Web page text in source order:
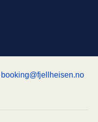
booking@fjellheisen.no